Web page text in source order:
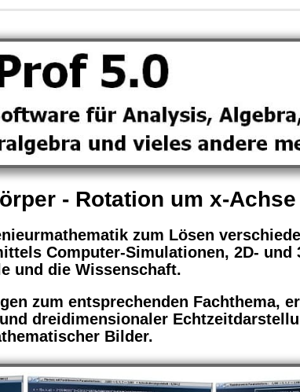
- Rotation um x-Achse
zum Lösen
Computer-Simulationen, 2D- und
und die Wissenschaft.
zum entsprechenden Fachthema,
dreidimensionaler
Bilder.